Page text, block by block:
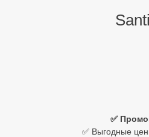
✅
✅ Выгодные